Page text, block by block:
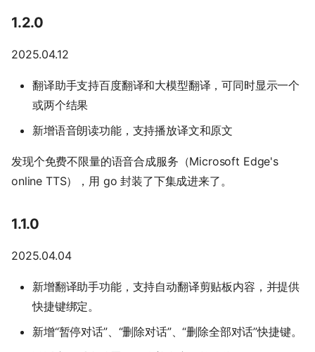
1.2.0
2025.04.12
翻译助手支持百度翻译和大模型翻译，可同时显示一个
或两个结果
新增语音朗读功能，支持播放译文和原文
发现个免费不限量的语音合成服务（Microsoft Edge's
online TTS），用 go 封装了下集成进来了。
1.1.0
2025.04.04
新增翻译助手功能，支持自动翻译剪贴板内容，并提供
快捷键绑定。
新增“暂停对话”、“删除对话”、“删除全部对话”快捷键。